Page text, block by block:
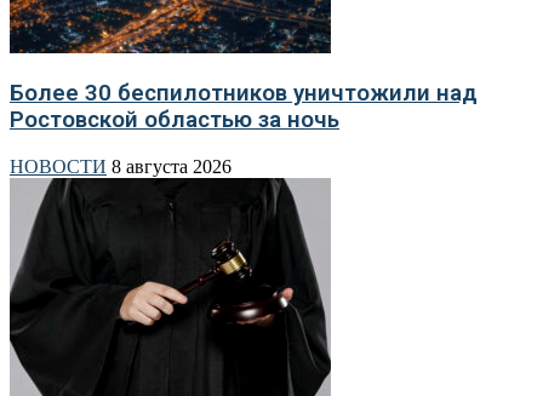
Более 30 беспилотников уничтожили над
Ростовской областью за ночь
НОВОСТИ 8 августа 2026